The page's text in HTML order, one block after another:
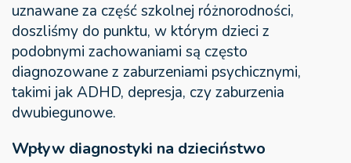
uznawane za część szkolnej różnorodności,
doszliśmy do punktu, w którym dzieci z
podobnymi zachowaniami są często
diagnozowane z zaburzeniami psychicznymi,
takimi jak ADHD, depresja, czy zaburzenia
dwubiegunowe.
Wpływ diagnostyki na dzieciństwo